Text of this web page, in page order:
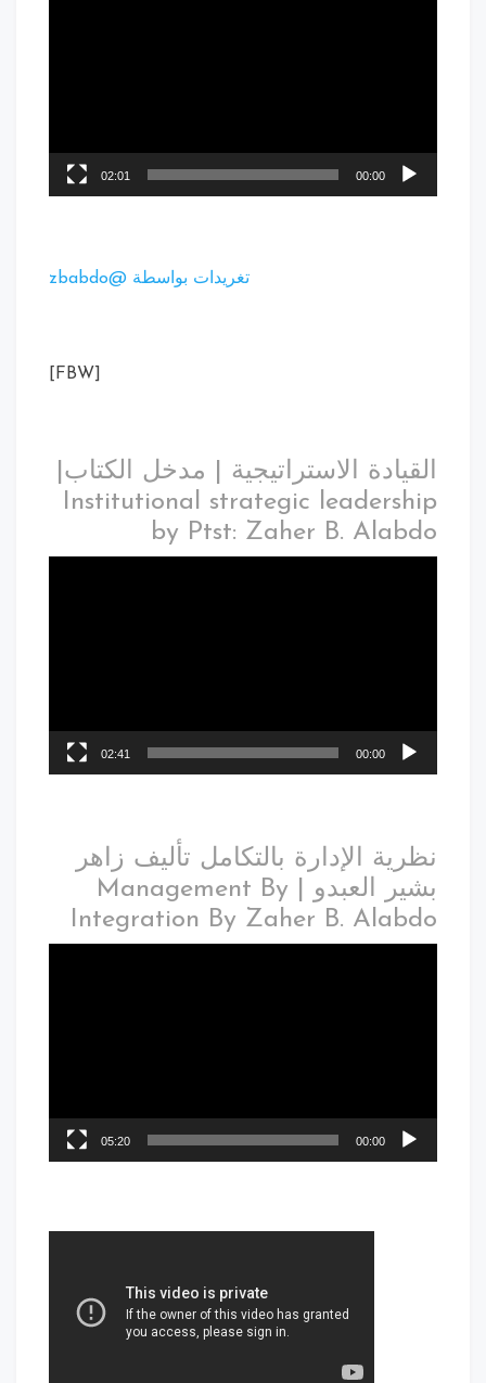
00:00
02:01
تغريدات بواسطة @zbabdo
القيادة الاستراتيجية | مدخل الكتاب|
Institutional strategic leadership
by Ptst: Zaher B. Alabdo
00:00
02:41
نظرية الإدارة بالتكامل تأليف زاهر
بشير العبدو | Management By
Integration By Zaher B. Alabdo
00:00
05:20